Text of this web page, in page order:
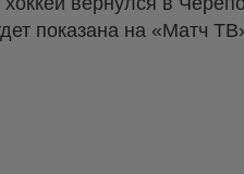
показана на «Матч